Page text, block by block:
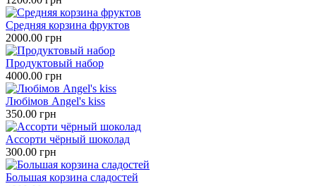
Средняя корзина фруктов
2000.00 грн
Продуктовый набор
4000.00 грн
Любімов Angel's kiss
350.00 грн
Ассорти чёрный шоколад
300.00 грн
Большая корзина сладостей